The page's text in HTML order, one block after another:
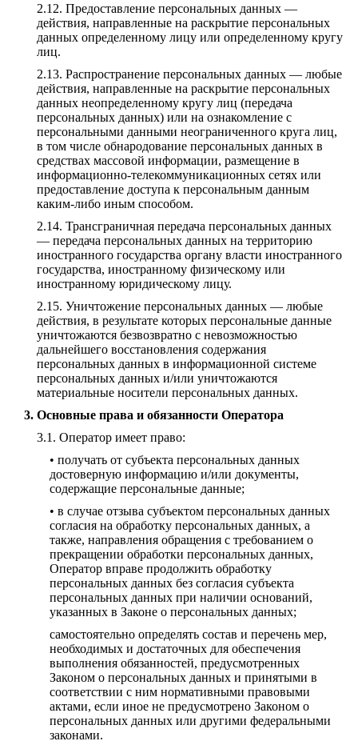
Предоставление персональных данных —
действия, направленные на раскрытие персональных
данных определенному лицу или определенному кругу
лиц.
Распространение персональных данных — любые
действия, направленные на раскрытие персональных
данных неопределенному кругу лиц (передача
персональных данных) или на ознакомление с
персональными данными неограниченного круга лиц,
в том числе обнародование персональных данных в
средствах массовой информации, размещение в
информационно-телекоммуникационных сетях или
предоставление доступа к персональным данным
каким-либо иным способом.
Трансграничная передача персональных данных
— передача персональных данных на территорию
иностранного государства органу власти иностранного
государства, иностранному физическому или
иностранному юридическому лицу.
Уничтожение персональных данных — любые
действия, в результате которых персональные данные
уничтожаются безвозвратно с невозможностью
дальнейшего восстановления содержания
персональных данных в информационной системе
персональных данных и/или уничтожаются
материальные носители персональных данных.
Основные права и обязанности Оператора
Оператор имеет право:
• получать от субъекта персональных данных
достоверную информацию и/или документы,
содержащие персональные данные;
• в случае отзыва субъектом персональных данных
согласия на обработку персональных данных, а
также, направления обращения с требованием о
прекращении обработки персональных данных,
Оператор вправе продолжить обработку
персональных данных без согласия субъекта
персональных данных при наличии оснований,
указанных в Законе о персональных данных;
самостоятельно определять состав и перечень мер,
необходимых и достаточных для обеспечения
выполнения обязанностей, предусмотренных
Законом о персональных данных и принятыми в
соответствии с ним нормативными правовыми
актами, если иное не предусмотрено Законом о
персональных данных или другими федеральными
законами.